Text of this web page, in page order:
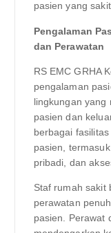
pasien yang
Pengalaman
dan Perawatan
RS EMC GRHA
pengalaman
lingkungan yang
pasien dan
berbagai
pasien,
pribadi, dan
Staf rumah sakit
perawatan
pasien. Perawat